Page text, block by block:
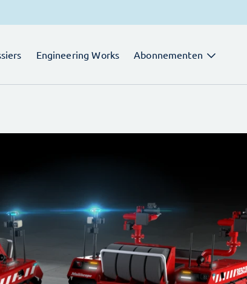
Engineering Works Abonnementen